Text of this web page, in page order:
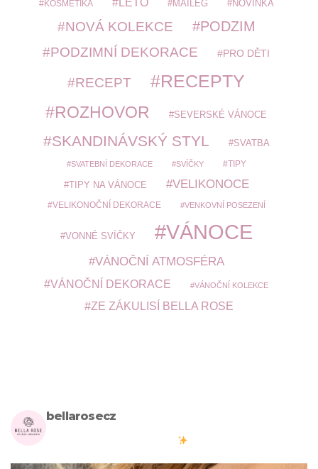
KOSMETIKA LÉTO MAILEG NOVINKA
NOVÁ KOLEKCE PODZIM
PODZIMNÍ DEKORACE PRO DĚTI
RECEPT RECEPTY
ROZHOVOR SEVERSKÉ VÁNOCE
SKANDINÁVSKÝ STYL SVATBA
SVATEBNÍ DEKORACE SVÍČKY TIPY
TIPY NA VÁNOCE VELIKONOCE
VELIKONOČNÍ DEKORACE VENKOVNÍ POSEZENÍ
VONNÉ SVÍČKY VÁNOCE
VÁNOČNÍ ATMOSFÉRA
VÁNOČNÍ DEKORACE VÁNOČNÍ KOLEKCE
ZE ZÁKULISÍ BELLA ROSE
bellarosecz